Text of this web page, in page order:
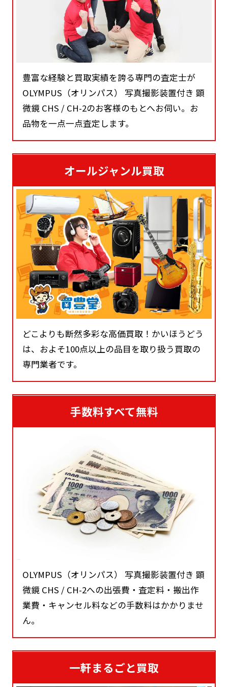
豊富な経験と買取実績を誇る専門の査定士が
OLYMPUS（オリンパス） 写真撮影装置付き 顕
微鏡 CHS / CH-2のお客様のもとへお伺い。お
品物を一点一点査定します。
オールジャンル買取
どこよりも断然多彩な高価買取！かいほうどう
は、およそ100点以上の品目を取り扱う買取の
専門業者です。
手数料すべて無料
OLYMPUS（オリンパス） 写真撮影装置付き 顕
微鏡 CHS / CH-2への出張費・査定料・搬出作
業費・キャンセル料などの手数料はかかりませ
ん。
一軒まるごと買取